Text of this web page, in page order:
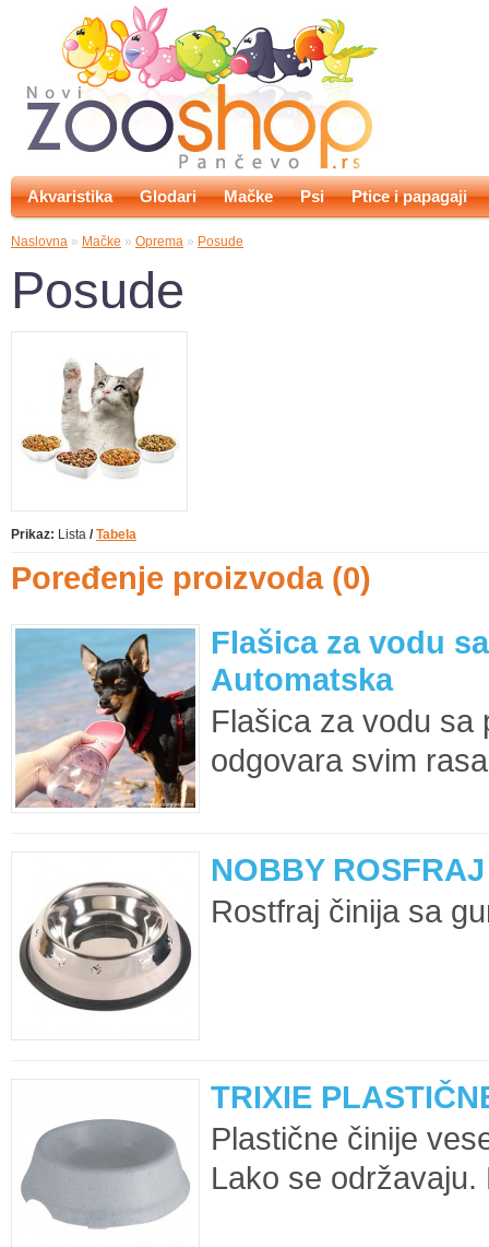
Akvaristika Glodari Mačke Psi Ptice i papagaji
Naslovna » Mačke » Oprema » Posude
Posude
Prikaz: Lista / Tabela
Poređenje proizvoda (0)
Flašica za vodu
Automatska
Flašica za vodu sa
odgovara svim
NOBBY
Rostfraj činija sa
TRIXIE
Plastične činije
Lako se